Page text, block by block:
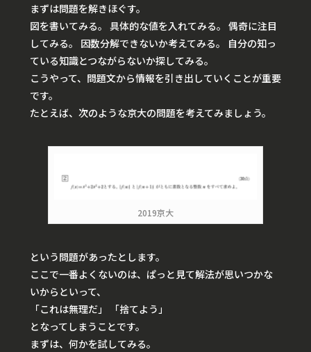
まずは問題を解きほぐす。
図を書いてみる。 具体的な値を入れてみる。 偶奇に注目
してみる。 因数分解できないか考えてみる。 自分の知っ
ている知識とつながらないか探してみる。
こうやって、問題文から情報を引き出していくことが重要
です。
たとえば、次のような京大の問題を考えてみましょう。
2019京大
という問題があったとします。
ここで一番よくないのは、ぱっと見て解法が思いつかな
いからといって、
「これは無理だ」 「捨てよう」
となってしまうことです。
まずは、何かを試してみる。